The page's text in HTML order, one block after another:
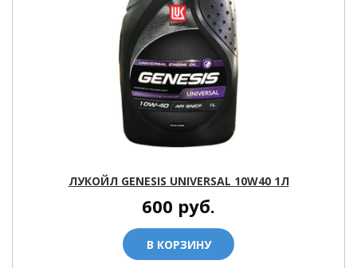
ЛУКОЙЛ GENESIS UNIVERSAL 10W40 1Л
600 руб.
В КОРЗИНУ